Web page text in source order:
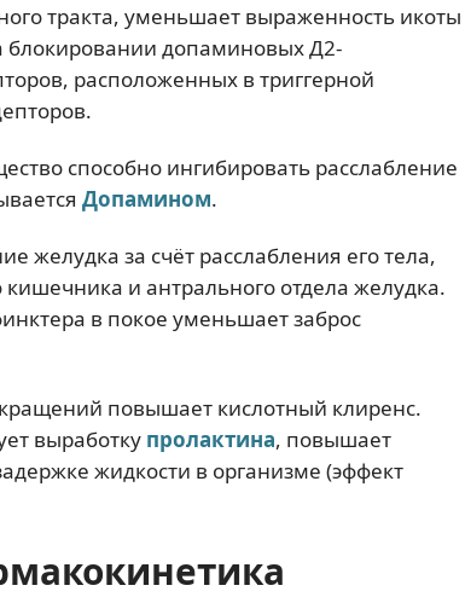
тракта, уменьшает выраженность икоты
блокировании допаминовых Д2-
расположенных в триггерной
способно ингибировать расслабление
Допамином.
желудка за счёт расслабления его тела,
и антрального отдела желудка.
в покое уменьшает заброс
повышает кислотный клиренс.
выработку пролактина, повышает
жидкости в организме (эффект